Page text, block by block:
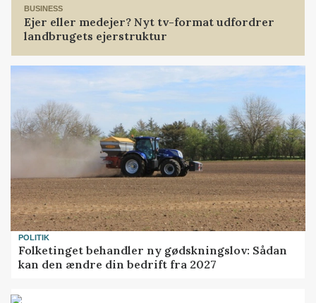
BUSINESS
Ejer eller medejer? Nyt tv-format udfordrer
landbrugets ejerstruktur
POLITIK
Folketinget behandler ny gødskningslov: Sådan
kan den ændre din bedrift fra 2027